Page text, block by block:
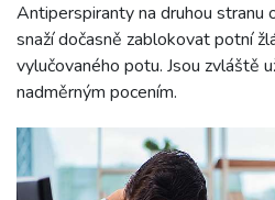
Antiperspiranty na druhou stranu
snaží dočasně zablokovat potní
vylučovaného potu. Jsou zvláště
nadměrným pocením.